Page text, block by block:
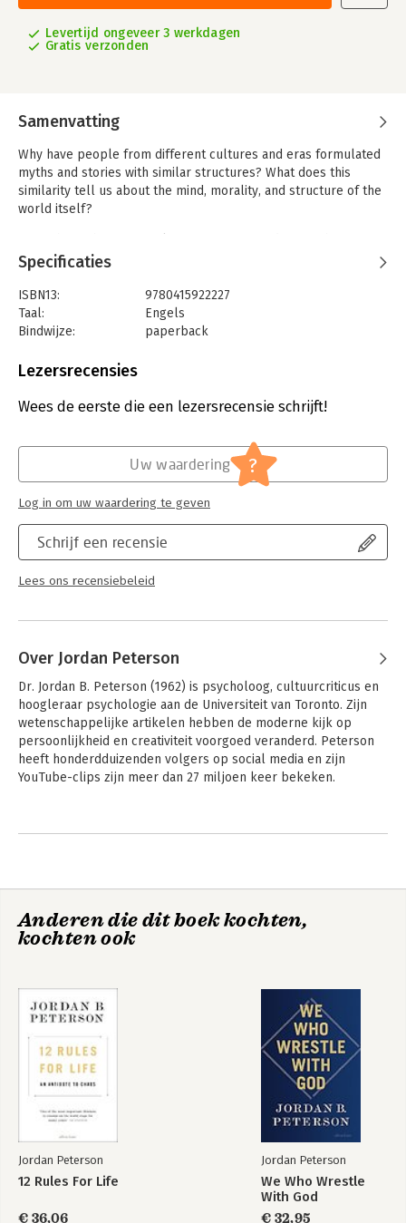
Levertijd ongeveer 3 werkdagen
Gratis verzonden
Samenvatting
Why have people from different cultures and eras formulated
myths and stories with similar structures? What does this
similarity tell us about the mind, morality, and structure of the
world itself?
comes a provocative hypothesis that explores the connection
between what modern neuropsychology tells us about the
brain and what rituals, myths, and religious stories have long
narrated.
A cutting-edge work that brings together neuropsychology,
cognitive science, and Freudian and Jungian approaches to
mythology and narrative, Maps of Meaning presents a rich
theory that makes the wisdom and meaning of myth accessible
to the critical modern mind.
Specificaties
ISBN13:
9780415922227
Taal:
Engels
Bindwijze:
paperback
Uitgever:
Verschijningsdatum:
20-9-2023
Lezersrecensies
Wees de eerste die een lezersrecensie schrijft!
Schrijf een recensie
Lees ons recensiebeleid
Uw waardering ?
Log in om uw waardering te geven
Over Jordan Peterson
Dr. Jordan B. Peterson (1962) is psycholoog, cultuurcriticus en
hoogleraar psychologie aan de Universiteit van Toronto. Zijn
wetenschappelijke artikelen hebben de moderne kijk op
persoonlijkheid en creativiteit voorgoed veranderd. Peterson
heeft honderdduizenden volgers op social media en zijn
YouTube-clips zijn meer dan 27 miljoen keer bekeken.
Andere boeken door Jordan
Beyond Order
12 regels voor het
Anderen die dit boek kochten,
kochten ook
Jordan Peterson
12 Rules For Life
€ 36,06
Jordan Peterson
We Who Wrestle
With God
€ 32,95